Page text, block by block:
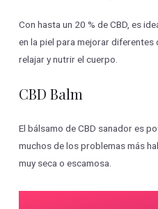
Con hasta un 20 % de CBD, es
en la piel para mejorar
relajar y nutrir el cuerpo.
CBD Balm
El bálsamo de CBD sanador es
muchos de los problemas más
muy seca o escamosa.